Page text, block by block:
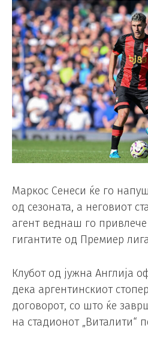
Маркос Сенеси ќе го
од сезоната, а неговиот
агент веднаш го
гигантите од Премиер
Клубот од јужна Англија
дека аргентинскиот
договорот, со што ќе
на стадионот „Виталити“